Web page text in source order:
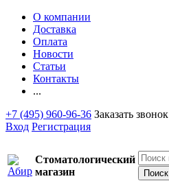
О компании
Доставка
Оплата
Новости
Статьи
Контакты
...
+7 (495) 960-96-36 Заказать звонок
Вход Регистрация
Стоматологический
магазин